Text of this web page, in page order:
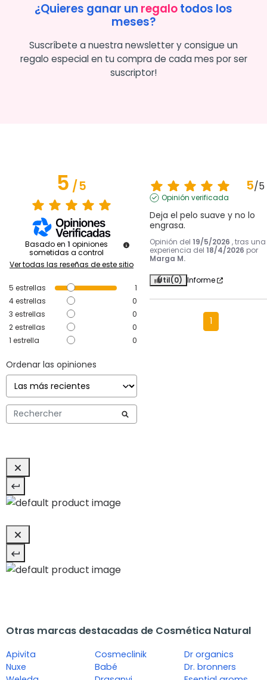
¿Quieres ganar un regalotodos los
meses?
Suscríbete a nuestra newsletter y consigue un
regalo especial en tu compra de cada mes por ser
suscriptor!
5/5
Basado en 1 opiniones
sometidas a control
Ver todas las reseñas de este sitio
5 estrellas
1
4estrellas
0
3 estrellas
0
2estrellas
0
1 estrella 0
Ordenar las opiniones
5/5
Opinión verificada
Deja el pelo suave y no lo
engrasa.
Opinión del 19/5/2026 , tras una
experiencia del 18/4/2026 por
Marga M.
Útil(0) Informe
1
Otras marcas destacadas de Cosmética Natural
Apivita
Nuxe
Cosmeclinik
Babé
Dr organics
Dr. bronners